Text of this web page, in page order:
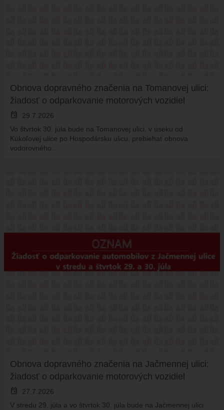
Obnova dopravného značenia na Tomanovej ulici:
žiadosť o odparkovanie motorových vozidiel
event
29.7.2026
Vo štvrtok 30. júla bude na Tomanovej ulici, v úseku od
Kúkoľovej ulice po Hospodársku ulicu, prebiehať obnova
vodorovného…
Obnova dopravného značenia na Jačmennej ulici:
žiadosť o odparkovanie motorových vozidiel
event
27.7.2026
V stredu 29. júla a vo štvrtok 30. júla bude na Jačmennej ulici